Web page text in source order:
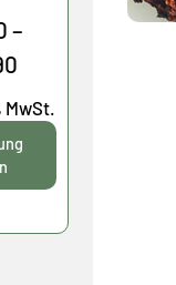
–
Preisspanne:
€10,40